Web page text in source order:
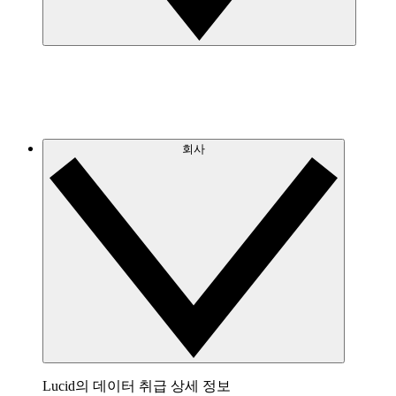
회사
Lucid의 데이터 취급 상세 정보